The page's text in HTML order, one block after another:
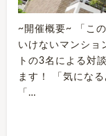
~開催概要~ 「こ
いけないマンショ
トの3名による対
ます！ 「気にな
「…